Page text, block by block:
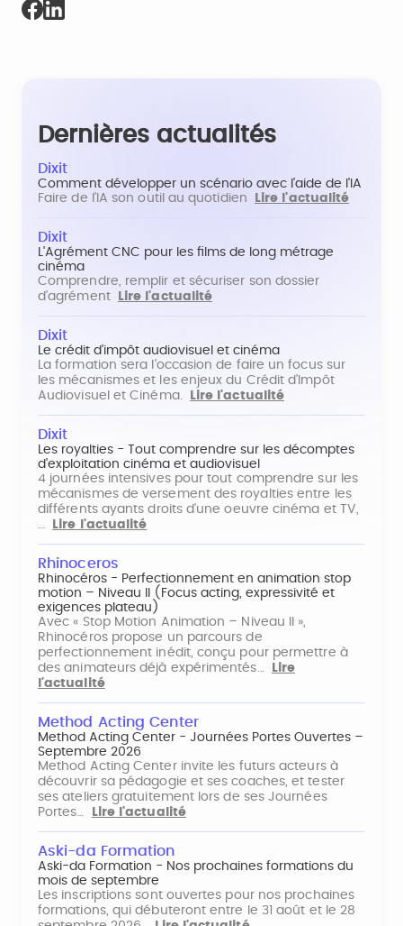
Dernières actualités
Dixit
Comment développer un scénario avec l'aide de l'IA
Faire de l'IA son outil au quotidien
Lire l'actualité
Dixit
L'Agrément CNC pour les films de long métrage
cinéma
Comprendre, remplir et sécuriser son dossier
d'agrément
Lire l'actualité
Dixit
Le crédit d'impôt audiovisuel et cinéma
La formation sera l'occasion de faire un focus sur
les mécanismes et les enjeux du Crédit d'Impôt
Audiovisuel et Cinéma.
Lire l'actualité
Dixit
Les royalties - Tout comprendre sur les décomptes
d'exploitation cinéma et audiovisuel
4 journées intensives pour tout comprendre sur les
mécanismes de versement des royalties entre les
différents ayants droits d'une oeuvre cinéma et TV,
…
Lire l'actualité
Rhinoceros
Rhinocéros - Perfectionnement en animation stop
motion – Niveau II (Focus acting, expressivité et
exigences plateau)
Avec « Stop Motion Animation – Niveau II »,
Rhinocéros propose un parcours de
perfectionnement inédit, conçu pour permettre à
des animateurs déjà expérimentés…
Lire
l'actualité
Method Acting Center
Method Acting Center - Journées Portes Ouvertes –
Septembre 2026
Method Acting Center invite les futurs acteurs à
découvrir sa pédagogie et ses coaches, et tester
ses ateliers gratuitement lors de ses Journées
Portes…
Lire l'actualité
Aski-da Formation
Aski-da Formation - Nos prochaines formations du
mois de septembre
Les inscriptions sont ouvertes pour nos prochaines
formations, qui débuteront entre le 31 août et le 28